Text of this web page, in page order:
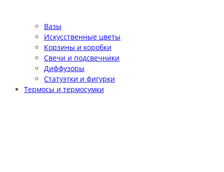
Вазы
Искусственные цветы
Корзины и коробки
Свечи и подсвечники
Диффузоры
Статуэтки и фигурки
Термосы и термосумки